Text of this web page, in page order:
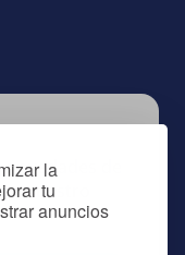
la
tu
anuncios
de
nuestro